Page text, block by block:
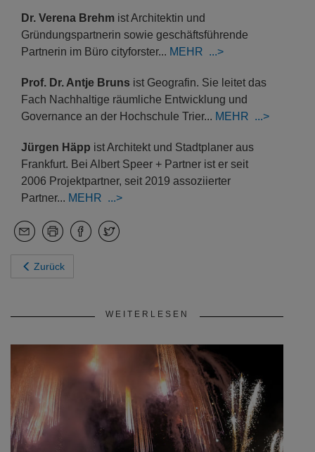
Dr. Verena Brehm ist Architektin und
Gründungspartnerin sowie geschäftsführende
Partnerin im Büro cityforster...
Prof. Dr. Antje Bruns ist Geografin. Sie leitet das
Fach Nachhaltige räumliche Entwicklung und
Governance an der Hochschule Trier...
Jürgen Häpp ist Architekt und Stadtplaner aus
Frankfurt. Bei Albert Speer + Partner ist er seit
2006 Projektpartner, seit 2019 assoziierter
Partner...
Zurück
WEITERLESEN